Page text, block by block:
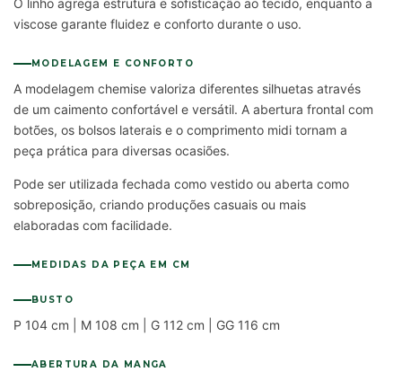
O linho agrega estrutura e sofisticação ao tecido, enquanto a
viscose garante fluidez e conforto durante o uso.
MODELAGEM E CONFORTO
A modelagem chemise valoriza diferentes silhuetas através
de um caimento confortável e versátil. A abertura frontal com
botões, os bolsos laterais e o comprimento midi tornam a
peça prática para diversas ocasiões.
Pode ser utilizada fechada como vestido ou aberta como
sobreposição, criando produções casuais ou mais
elaboradas com facilidade.
MEDIDAS DA PEÇA EM CM
BUSTO
P 104 cm | M 108 cm | G 112 cm | GG 116 cm
ABERTURA DA MANGA